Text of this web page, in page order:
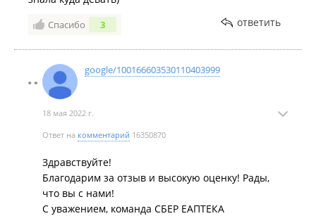
Спасибо 3 ответить
google/100166603530110403999
18 мая 2022 г.
Ответ на комментарий 16350870
Здравствуйте!
Благодарим за отзыв и высокую оценку! Рады,
что вы с нами!
С уважением, команда СБЕР ЕАПТЕКА